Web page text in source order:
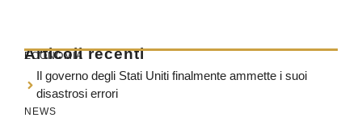
Articoli recenti
ECONOMIA
Il governo degli Stati Uniti finalmente ammette i suoi
disastrosi errori
NEWS